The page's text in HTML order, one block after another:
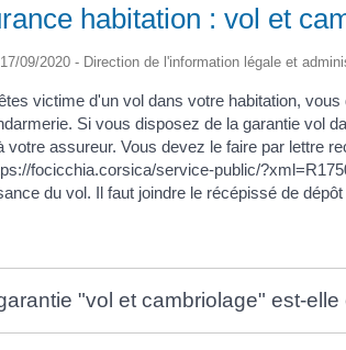
habitation : vol et
09/2020 - Direction de l'information légale et
victime d'un vol dans votre habitation,
Si vous disposez de la garantie vol
votre assureur. Vous devez le faire par lettre
focicchia.corsica/service-public/
du vol. Il faut joindre le récépissé de dépôt
"vol et cambriolage" est-elle